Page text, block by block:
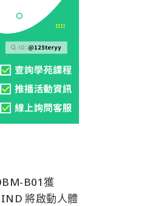
B01獲
將啟動人體